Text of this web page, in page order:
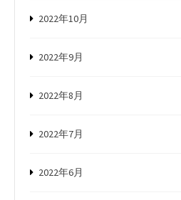
2022年10月
2022年9月
2022年8月
2022年7月
2022年6月